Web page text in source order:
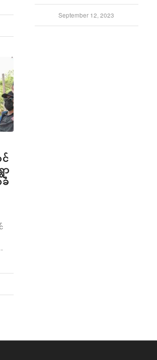
September 12, 2023
ာ